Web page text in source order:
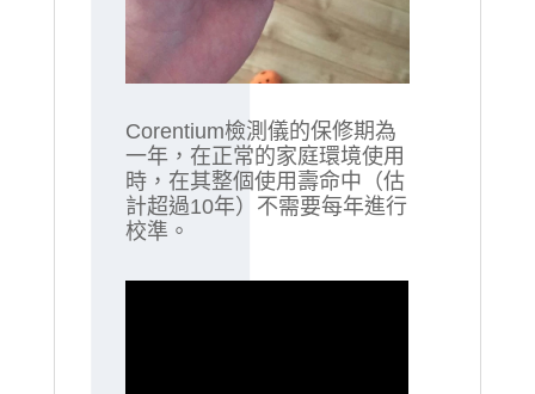
Corentium檢測儀的保修期為
一年，在正常的家庭環境使用
時，在其整個使用壽命中（估
計超過10年）不需要每年進行
校準。